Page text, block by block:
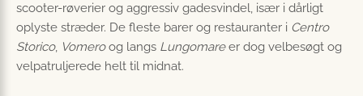
scooter-røverier og aggressiv gadesvindel, især i dårligt
oplyste stræder. De fleste barer og restauranter i Centro
Storico, Vomeroog langs Lungomareer dog velbesøgt og
velpatruljerede helt til midnat.